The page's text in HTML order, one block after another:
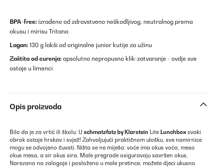
BPA-free: izrađeno od zdravstveno neškodljivog, neutralnog prema
okusu i mirisu Tritana
Lagan: 130 g lakši od originalne junior kutije za užinu
Zaštita od curenja: apsolutno nepropusno klik-zatvaranje - ovdje sve
ostaje u limenci
Opis proizvoda
Bilo da je za vrtić ili školu: U schmatzfatz by Klarstein Lite Lunchbox svaki
obrok ostaje hrskav i svjež! Zahvaljujući praktičnom ulošku, sve namirnice
mogu se odvojeno čuvati. Ništa se ne miješa: voće ima okus voća, meso
okus mesa, a sir okus sira. Male pregrade osiguravaju savršen okus.
Narezano na zalogaje i posloženo u male pretince, možete djeci ukusno